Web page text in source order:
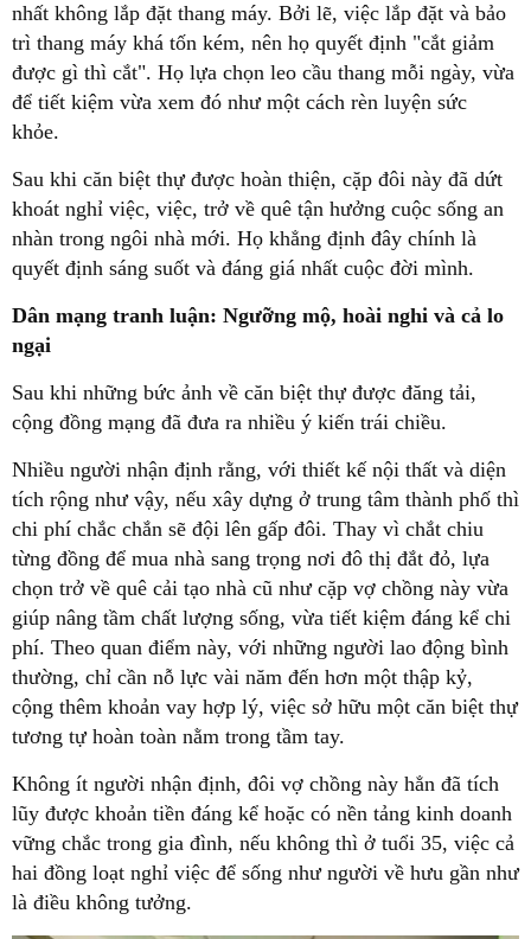
nhất không lắp đặt thang máy. Bởi lẽ, việc lắp đặt và bảo
trì thang máy khá tốn kém, nên họ quyết định "cắt giảm
được gì thì cắt". Họ lựa chọn leo cầu thang mỗi ngày, vừa
để tiết kiệm vừa xem đó như một cách rèn luyện sức
khỏe.
Sau khi căn biệt thự được hoàn thiện, cặp đôi này đã dứt
khoát nghỉ việc, việc, trở về quê tận hưởng cuộc sống an
nhàn trong ngôi nhà mới. Họ khẳng định đây chính là
quyết định sáng suốt và đáng giá nhất cuộc đời mình.
Dân mạng tranh luận: Ngưỡng mộ, hoài nghi và cả lo
ngại
Sau khi những bức ảnh về căn biệt thự được đăng tải,
cộng đồng mạng đã đưa ra nhiều ý kiến trái chiều.
Nhiều người nhận định rằng, với thiết kế nội thất và diện
tích rộng như vậy, nếu xây dựng ở trung tâm thành phố thì
chi phí chắc chắn sẽ đội lên gấp đôi. Thay vì chắt chiu
từng đồng để mua nhà sang trọng nơi đô thị đắt đỏ, lựa
chọn trở về quê cải tạo nhà cũ như cặp vợ chồng này vừa
giúp nâng tầm chất lượng sống, vừa tiết kiệm đáng kể chi
phí. Theo quan điểm này, với những người lao động bình
thường, chỉ cần nỗ lực vài năm đến hơn một thập kỷ,
cộng thêm khoản vay hợp lý, việc sở hữu một căn biệt thự
tương tự hoàn toàn nằm trong tầm tay.
Không ít người nhận định, đôi vợ chồng này hẳn đã tích
lũy được khoản tiền đáng kể hoặc có nền tảng kinh doanh
vững chắc trong gia đình, nếu không thì ở tuổi 35, việc cả
hai đồng loạt nghỉ việc để sống như người về hưu gần như
là điều không tưởng.